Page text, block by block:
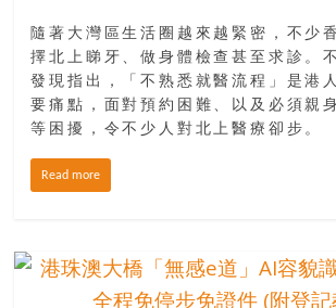
人
生
下
半
結
伴
險
踏
隨著大灣區生活圈越來越緊密，不少
擇北上睇牙、做身體檢查甚至求診。
發現指出，「不熟悉就醫流程」是港
要痛點，面對預約困難、以及必須親
等困擾，令不少人對北上醫療卻步。
Read more